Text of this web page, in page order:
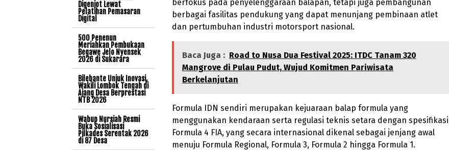
berfokus pada penyelenggaraan balapan, tetapi juga pembangunan
berbagai fasilitas pendukung yang dapat menunjang pembinaan atlet
dan pertumbuhan industri motorsport nasional.
Baca Juga : Road to Nusa Dua Festival 2025: ITDC Tanam 320
Mangrove di Pulau Pudut, Wujud Komitmen Pariwisata
Berkelanjutan
Formula IDN sendiri merupakan kejuaraan balap formula yang
menggunakan kendaraan serta regulasi teknis setara dengan spesifikasi
Formula 4 FIA, yang secara internasional dikenal sebagai jenjang awal
menuju Formula Regional, Formula 3, Formula 2 hingga Formula 1.
Digenjot Lewat
Pelatihan Pemasaran
Digital
500 Penenun
Meriahkan Pembukaan
Begawe Jelo Nyensek
2026 di Sukarara
Bilebante Unjuk Inovasi,
Wakili Lombok Tengah di
Ajang Desa Berprestasi
NTB 2026
Wabup Nursiah Resmi
Buka Sosialisasi
Pilkades Serentak 2026
di 87 Desa